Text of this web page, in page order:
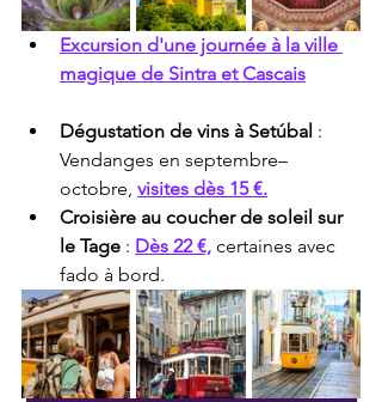
Excursion d'une journée à la ville
magique de Sintra et Cascais
Dégustation de vins à Setúbal :
Vendanges en septembre–
octobre, visites dès 15 €.
Croisière au coucher de soleil sur
le Tage : Dès 22 €, certaines avec
fado à bord.